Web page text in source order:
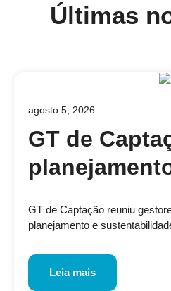
Últimas
agosto 5, 2026
GT de
GT de Captação reuniu
planejamento e
Leia mais